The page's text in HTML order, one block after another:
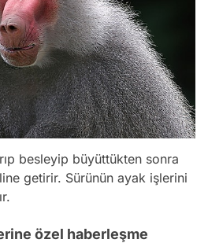
besleyip büyüttükten sonra
getirir. Sürünün ayak işlerini
özel haberleşme